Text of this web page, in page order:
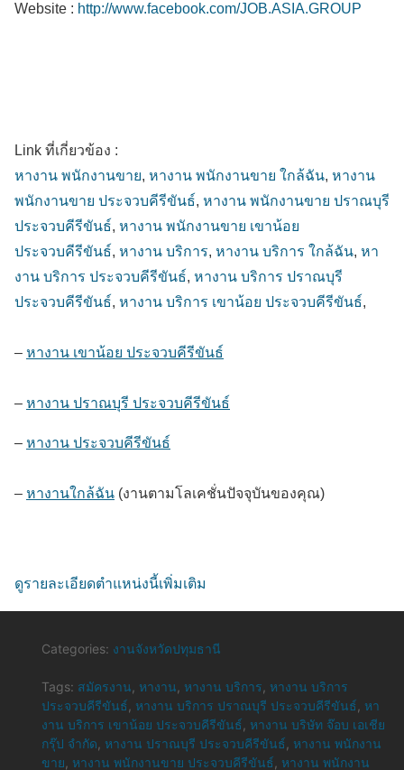
Website : http://www.facebook.com/JOB.ASIA.GROUP
Link ที่เกี่ยวข้อง :
หางาน พนักงานขาย, หางาน พนักงานขาย ใกล้ฉัน, หางาน
พนักงานขาย ประจวบคีรีขันธ์, หางาน พนักงานขาย ปราณบุรี
ประจวบคีรีขันธ์, หางาน พนักงานขาย เขาน้อย
ประจวบคีรีขันธ์, หางาน บริการ, หางาน บริการ ใกล้ฉัน, หา
งาน บริการ ประจวบคีรีขันธ์, หางาน บริการ ปราณบุรี
ประจวบคีรีขันธ์, หางาน บริการ เขาน้อย ประจวบคีรีขันธ์,
– หางาน เขาน้อย ประจวบคีรีขันธ์
– หางาน ปราณบุรี ประจวบคีรีขันธ์
– หางาน ประจวบคีรีขันธ์
– หางานใกล้ฉัน (งานตามโลเคชั่นปัจจุบันของคุณ)
ดูรายละเอียดตำแหน่งนี้เพิ่มเติม
Categories: งานจังหวัดปทุมธานี
Tags: สมัครงาน หางาน หางาน บริการ หางาน บริการ
ประจวบคีรีขันธ์ หางาน บริการ ปราณบุรี ประจวบคีรีขันธ์ หา
งาน บริการ เขาน้อย ประจวบคีรีขันธ์ หางาน บริษัท จ๊อบ เอเชีย
กรุ๊ป จำกัด หางาน ปราณบุรี ประจวบคีรีขันธ์ หางาน พนักงาน
ขาย หางาน พนักงานขาย ประจวบคีรีขันธ์ หางาน พนักงาน